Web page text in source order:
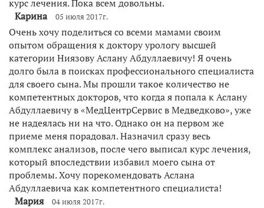
курс лечения. Пока всем довольны.
Карина
05 июля 2017г.
Очень хочу поделиться со всеми мамами своим
опытом обращения к доктору урологу высшей
категории Ниязову Аслану Абдуллаевичу! Я очень
долго была в поисках профессионального специалиста
для своего сына. Мы прошли такое количество не
компетентных докторов, что когда я попала к Аслану
Абдуллаевичу в «МедЦентрСервис в Медведково», уже
не надеялась ни на что. Однако он на первом же
приеме меня порадовал. Назначил сразу весь
комплекс анализов, после чего выписал курс лечения,
который впоследствии избавил моего сына от
проблемы. Хочу порекомендовать Аслана
Абдуллаевича как компетентного специалиста!
Мария
04 июля 2017г.